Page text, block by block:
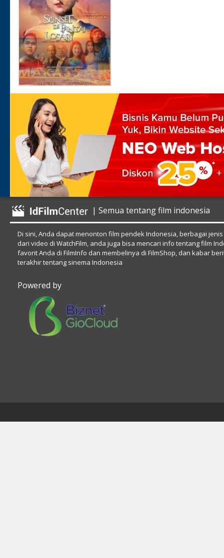
| Semua tentang film indonesia
Di sini, Anda dapat menonton film pendek Indonesia, berbagai
dari video di WatchFilm, anda juga bisa mencari info tentang film
favorit Anda di FilmInfo dan membelinya di FilmShop, dan kabar
terakhir tentang sinema Indonesia
Powered by